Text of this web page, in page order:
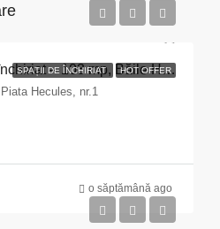
SPAȚII DE ÎNCHIRIAT HOT OFFER
Spațiu comercial de închiriat – 103 mp, Băile Herculane
Hecules, nr.1
o săptămână ago